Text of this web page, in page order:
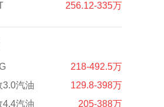
256.12-335万
218-492.5万
3.0汽油
129.8-398万
4.4汽油
205-388万